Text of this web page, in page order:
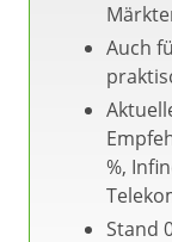
Auch
%,
Stand